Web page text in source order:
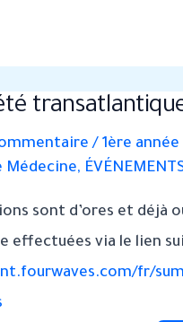
/ 1ère
Médecine,
sont d’ores et déjà
effectuées via le lien
fr/